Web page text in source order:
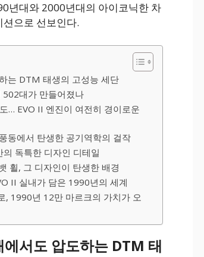
년대와 2000년대의 아이코닉한 차
으로 선보인다.
는 DTM 태생의 고성능 세단
대가 만들어졌나
EVO II 엔진이 여전히 경이로운
동에서 탄생한 공기역학의 걸작
독특한 디자인 디테일
휠, 그 디자인이 탄생한 배경
II 실내가 담은 1990년의 세계
, 1990년 12만 마르크의 가치가 오
서도 압도하는 DTM 태